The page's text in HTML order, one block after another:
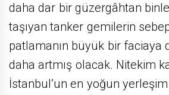
daha dar bir güzergâhtan
taşıyan tanker gemilerin
patlamanın büyük bir faciaya
daha artmış olacak. Nitekim
İstanbul’un en yoğun